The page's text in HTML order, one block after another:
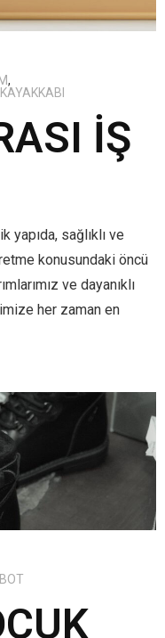
,
İŞ
yapıda, sağlıklı ve
konusundaki öncü
ve dayanıklı
her zaman en